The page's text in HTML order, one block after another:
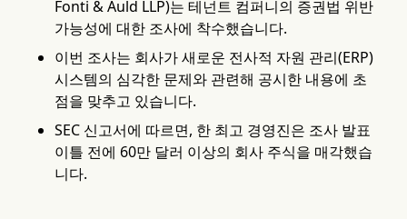
Fonti & Auld LLP)는 테넌트 컴퍼니의 증권법 위반
가능성에 대한 조사에 착수했습니다.
이번 조사는 회사가 새로운 전사적 자원 관리(ERP)
시스템의 심각한 문제와 관련해 공시한 내용에 초
점을 맞추고 있습니다.
SEC 신고서에 따르면, 한 최고 경영진은 조사 발표
이틀 전에 60만 달러 이상의 회사 주식을 매각했습
니다.